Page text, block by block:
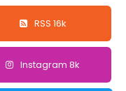
RSS 16k
Instagram 8k